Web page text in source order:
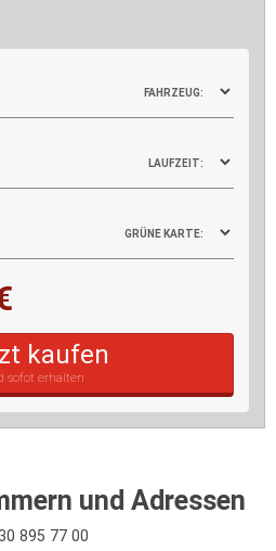
FAHRZEUG:
LAUFZEIT:
GRÜNE KARTE:
kaufen
sofot erhalten
und Adressen
895 77 00